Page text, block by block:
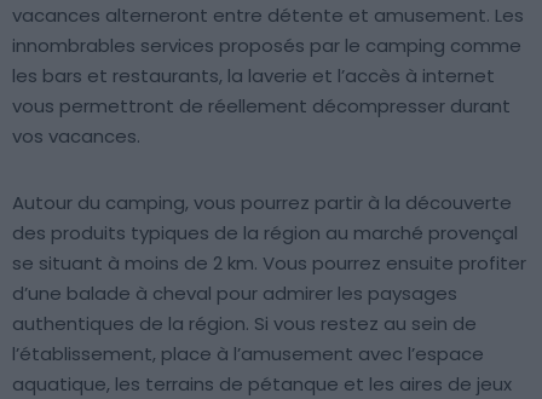
vacances alterneront entre détente et amusement. Les
innombrables services proposés par le camping comme
les bars et restaurants, la laverie et l’accès à internet
vous permettront de réellement décompresser durant
vos vacances.
Autour du camping, vous pourrez partir à la découverte
des produits typiques de la région au marché provençal
se situant à moins de 2 km. Vous pourrez ensuite profiter
d’une balade à cheval pour admirer les paysages
authentiques de la région. Si vous restez au sein de
l’établissement, place à l’amusement avec l’espace
aquatique, les terrains de pétanque et les aires de jeux